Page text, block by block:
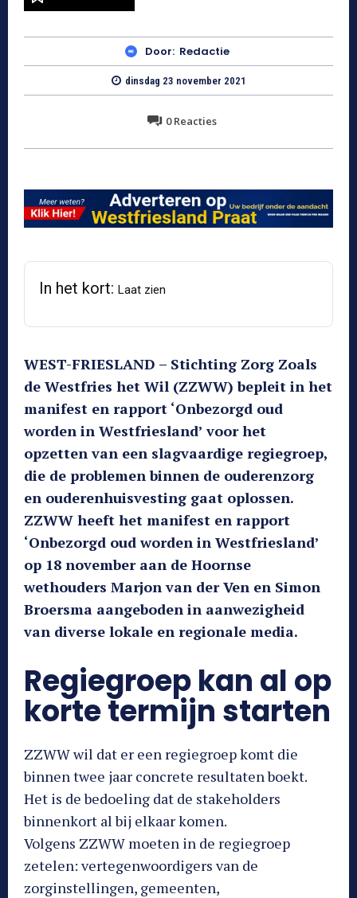
Door: Redactie
dinsdag 23 november 2021
0Reacties
In het kort: Laat zien
WEST-FRIESLAND – Stichting Zorg Zoals
de Westfries het Wil (ZZWW) bepleit in het
manifest en rapport ‘Onbezorgd oud
worden in Westfriesland’ voor het
opzetten van een slagvaardige regiegroep,
die de problemen binnen de ouderenzorg
en ouderenhuisvesting gaat oplossen.
ZZWW heeft het manifest en rapport
‘Onbezorgd oud worden in Westfriesland’
op 18 november aan de Hoornse
wethouders Marjon van der Ven en Simon
Broersma aangeboden in aanwezigheid
van diverse lokale en regionale media.
Regiegroep kan al op
korte termijn starten
ZZWW wil dat er een regiegroep komt die
binnen twee jaar concrete resultaten boekt.
Het is de bedoeling dat de stakeholders
binnenkort al bij elkaar komen.
Volgens ZZWW moeten in de regiegroep
zetelen: vertegenwoordigers van de
zorginstellingen, gemeenten,